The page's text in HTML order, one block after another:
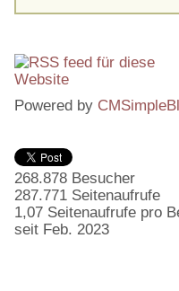
Powered by
268.878 Besucher
287.771 Seitenaufrufe
1,07 Seitenaufrufe pro
seit Feb. 2023